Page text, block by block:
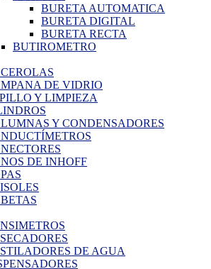
BURETA AUTOMATICA
BURETA DIGITAL
BURETA RECTA
BUTIROMETRO
DE VIDRIO
Y LIMPIEZA
Y CONDENSADORES
DE INHOFF
DE AGUA